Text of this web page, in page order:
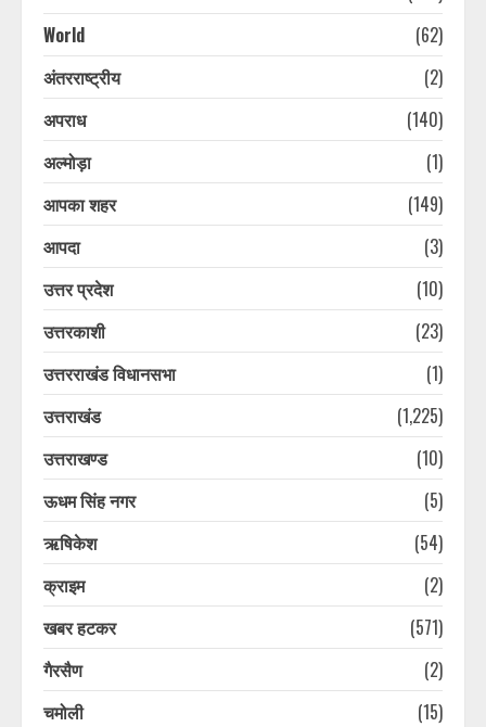
World
(62)
अंतरराष्ट्रीय
(2)
अपराध
(140)
अल्मोड़ा
(1)
आपका शहर
(149)
आपदा
(3)
उत्तर प्रदेश
(10)
उत्तरकाशी
(23)
उत्तरराखंड विधानसभा
(1)
उत्तराखंड
(1,225)
उत्तराखण्ड
(10)
ऊधम सिंह नगर
(5)
ऋषिकेश
(54)
क्राइम
(2)
खबर हटकर
(571)
गैरसैण
(2)
चमोली
(15)